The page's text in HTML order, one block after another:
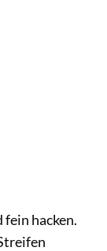
hacken.